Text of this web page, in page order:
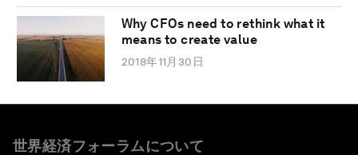
Why CFOs need to rethink what it
means to create value
2018年11月30日
世界経済フォーラムについて